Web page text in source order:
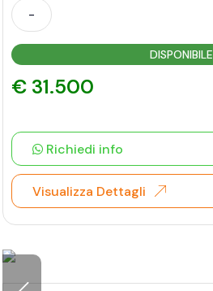
-
DISPONIBILE
€ 31.500
Richiedi info
Visualizza Dettagli